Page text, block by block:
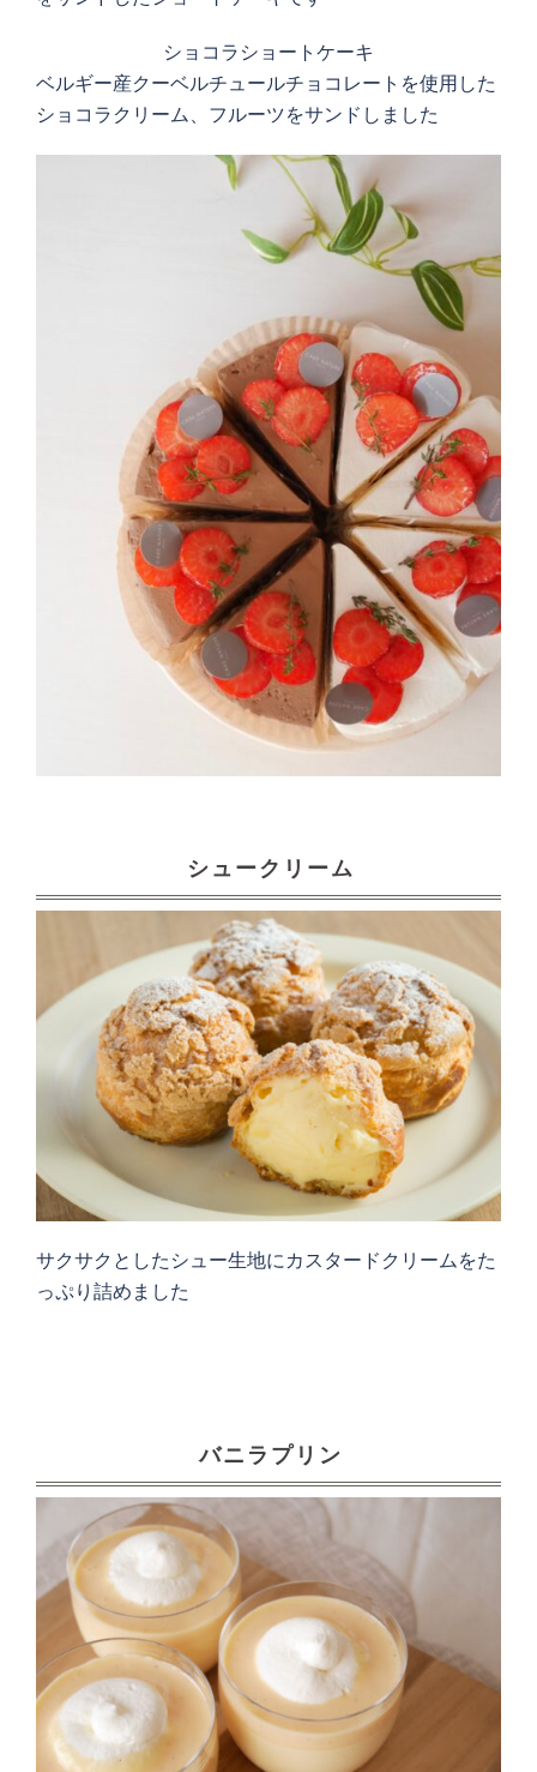
ショコラショートケーキ
ベルギー産クーベルチュールチョコレートを使用した
ショコラクリーム、フルーツをサンドしました
シュークリーム
サクサクとしたシュー生地にカスタードクリームをた
っぷり詰めました
バニラプリン